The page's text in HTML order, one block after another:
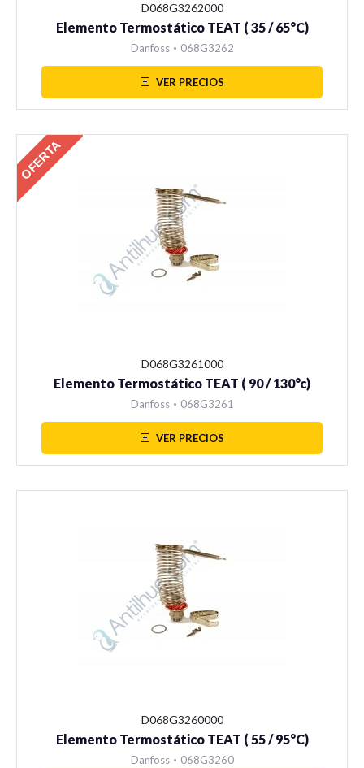
D068G3262000
Elemento Termostático TEAT ( 35 / 65°C)
Danfoss • 068G3262
VER PRECIOS
OFERTA
D068G3261000
Elemento Termostático TEAT ( 90 / 130°c)
Danfoss • 068G3261
VER PRECIOS
D068G3260000
Elemento Termostático TEAT ( 55 / 95°C)
Danfoss • 068G3260